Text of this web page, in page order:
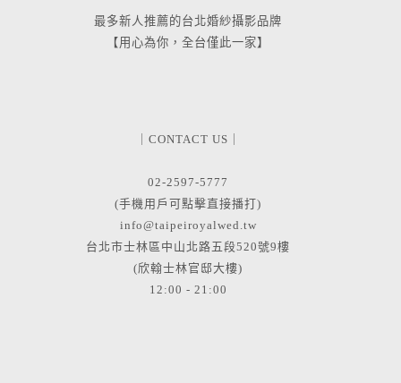
最多新人推薦的台北婚紗攝影品牌
【用心為你，全台僅此一家】
｜CONTACT US｜
02-2597-5777
(手機用戶可點擊直接播打)
info@taipeiroyalwed.tw
台北市士林區中山北路五段520號9樓
(欣翰士林官邸大樓)
12:00 - 21:00